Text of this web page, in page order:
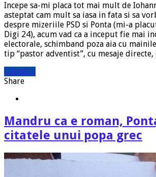
Incepe sa-mi placa tot mai mult de
asteptat cam mult sa iasa in fata si sa
despre mizeriile PSD si Ponta (mi-a
Digi 24), acum vad ca a inceput fie mai
electorale, schimband poza aia cu
tip “pastor adventist”, cu mesaje
Citeste »
Share
Mandru ca e roman,
citatele unui popa grec